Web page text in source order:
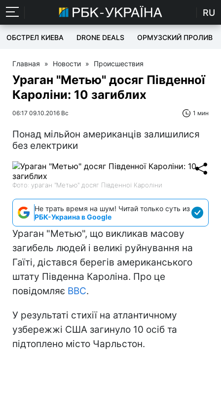
RU
ОБСТРЕЛ КИЕВА DRONE DEALS ОРМУЗСКИЙ ПРОЛИВ
Главная » Новости » Происшествия
Ураган "Метью" досяг Південної
Кароліни: 10 загиблих
06:17 09.10.2016 Вс 1 мин
Понад мільйон американців залишилися
без електрики
Фото: ураган "Метью" досяг Південної Кароліни
Не трать время на шум! Читай только суть из
РБК-Украина в Google
Ураган "Метью", що викликав масову
загибель людей і великі руйнування на
Гаїті, дістався берегів американського
штату Південна Кароліна. Про це
повідомляє BBC.
У результаті стихії на атлантичному
узбережжі США загинуло 10 осіб та
підтоплено місто Чарльстон.